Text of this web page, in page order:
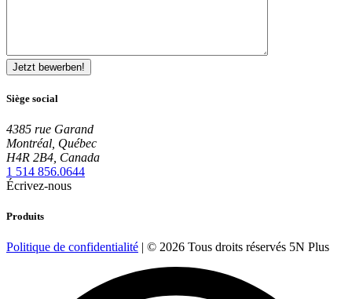
Siège social
4385 rue Garand
Montréal, Québec
H4R 2B4, Canada
1 514 856.0644
Écrivez-nous
Produits
Politique de confidentialité | © 2026 Tous droits réservés 5N Plus